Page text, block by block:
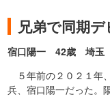
兄弟で同期デ
宿口陽一 42歳 埼玉
５年前の２０２１年
兵、宿口陽一だった